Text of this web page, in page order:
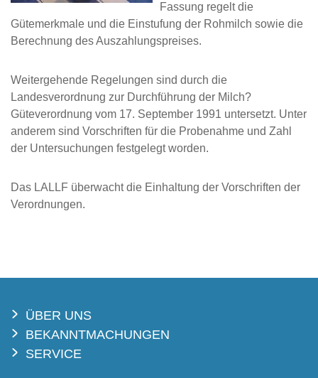
Fassung regelt die
Gütemerkmale und die Einstufung der Rohmilch sowie die
Berechnung des Auszahlungspreises.
Weitergehende Regelungen sind durch die
Landesverordnung zur Durchführung der Milch?
Güteverordnung vom 17. September 1991 untersetzt. Unter
anderem sind Vorschriften für die Probenahme und Zahl
der Untersuchungen festgelegt worden.
Das LALLF überwacht die Einhaltung der Vorschriften der
Verordnungen.
ÜBER UNS
BEKANNTMACHUNGEN
SERVICE